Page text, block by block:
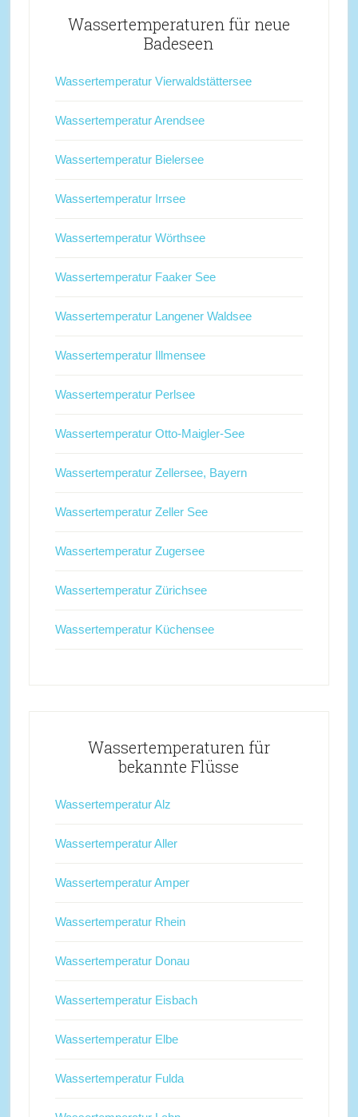
Wassertemperaturen für neue
Badeseen
Wassertemperatur Vierwaldstättersee
Wassertemperatur Arendsee
Wassertemperatur Bielersee
Wassertemperatur Irrsee
Wassertemperatur Wörthsee
Wassertemperatur Faaker See
Wassertemperatur Langener Waldsee
Wassertemperatur Illmensee
Wassertemperatur Perlsee
Wassertemperatur Otto-Maigler-See
Wassertemperatur Zellersee, Bayern
Wassertemperatur Zeller See
Wassertemperatur Zugersee
Wassertemperatur Zürichsee
Wassertemperatur Küchensee
Wassertemperaturen für
bekannte Flüsse
Wassertemperatur Alz
Wassertemperatur Aller
Wassertemperatur Amper
Wassertemperatur Rhein
Wassertemperatur Donau
Wassertemperatur Eisbach
Wassertemperatur Elbe
Wassertemperatur Fulda